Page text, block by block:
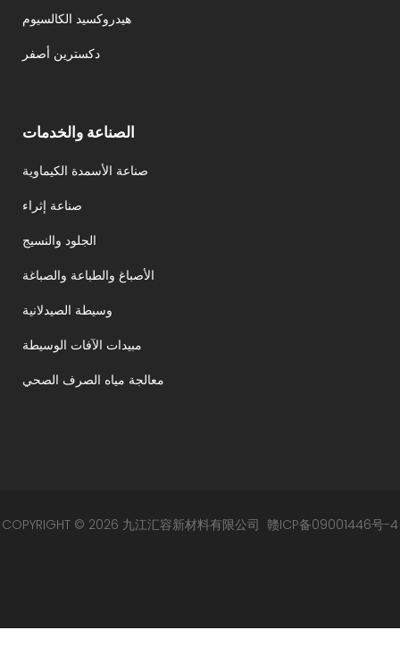
هيدروكسيد الكالسيوم
دكسترين أصفر
الصناعة والخدمات
صناعة الأسمدة الكيماوية
صناعة إثراء
الجلود والنسيج
الأصباغ والطباعة والصباغة
وسيطة الصيدلانية
مبيدات الآفات الوسيطة
معالجة مياه الصرف الصحي
COPYRIGHT © 2026 九江汇容新材料有限公司 赣ICP备09001446号-4